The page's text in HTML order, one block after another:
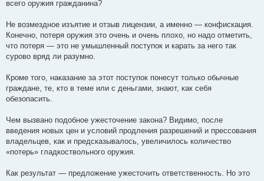
всего оружия гражданина?
Не возмездное изъятие и отзыв лицензии, а именно — конфискация.
Конечно, потеря оружия это очень и очень плохо, но надо отметить,
что потеря — это не умышленный поступок и карать за него так
сурово вряд ли разумно.
Кроме того, наказание за этот поступок понесут только обычные
граждане, те, кто в теме или с деньгами, знают, как себя
обезопасить.
Чем вызвано подобное ужесточение закона? Видимо, после
введения новых цен и условий продления разрешений и прессования
владельцев, как и предсказывалось, увеличилось количество
«потерь» гладкоствольного оружия.
Как результат — предложение ужесточить ответственность. Но это